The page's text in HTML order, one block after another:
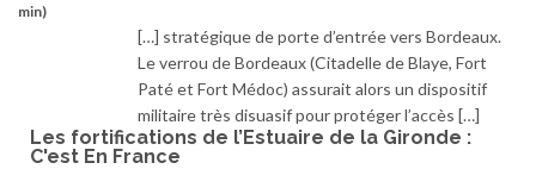
min)
[…] stratégique de porte d’entrée vers Bordeaux.
Le verrou de Bordeaux (Citadelle de Blaye, Fort
Paté et Fort Médoc) assurait alors un dispositif
militaire très disuasif pour protéger l’accès […]
Les fortifications de l’Estuaire de la Gironde :
C'est En France